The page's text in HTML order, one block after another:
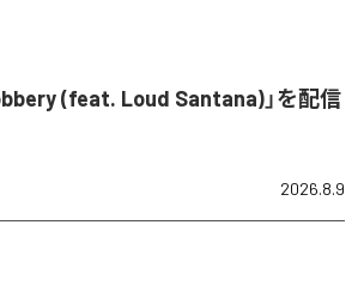
(feat. Loud Santana)」を配信
2026.8.9